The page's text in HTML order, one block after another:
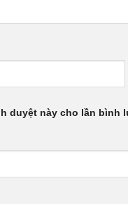
duyệt này cho lần bình